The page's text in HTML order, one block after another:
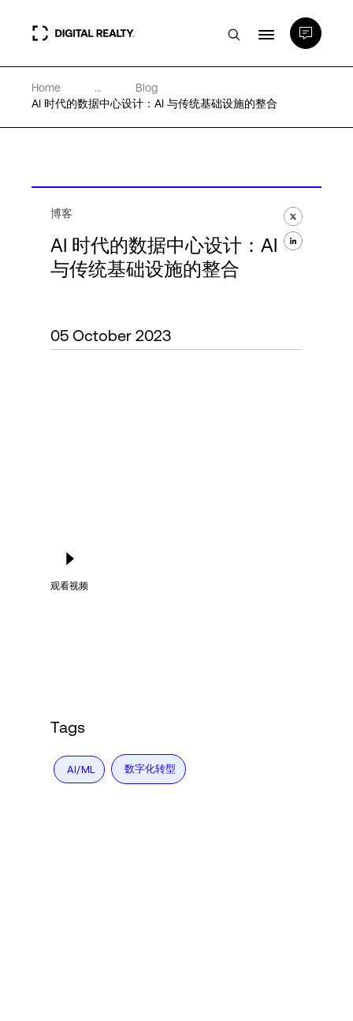
数据中心
专业知识和资源
Home ...
Blog
AI 时代的数据中心设计：AI 与传统基础设施的整合
博客
AI 时代的数据中心设计：AI
与传统基础设施的整合
05 October 2023
观看视频
Tags
AI/ML 数字化转型